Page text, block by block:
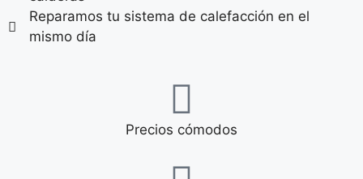
Reparamos tu sistema de calefacción en el
mismo día
Precios cómodos